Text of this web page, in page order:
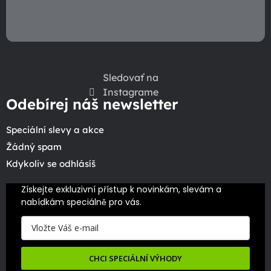
Sledovať na
Instagrame
Odebírej náš newsletter
Speciální slevy a akce
Žádný spam
Kdykoliv se odhlásíš
Získejte exkluzivní přístup k novinkám, slevám a
nabídkám speciálně pro vás.
CHCI SPECIÁLNÍ VÝHODY